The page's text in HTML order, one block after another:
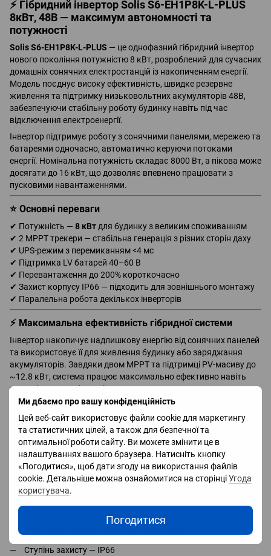
Ми дбаємо про вашу конфіденційність
Цей веб-сайт використовує файли cookie для маркетингу
та статистичних цілей, а також для безпечної та
оптимальної роботи сайту. Ви можете змінити це в
налаштуваннях вашого браузера. Натисніть кнопку
«Погодитися», щоб дати згоду на використання файлів
cookie. Детальніше можна ознайомитися на сторінціУгода
користувача.
Погодитися
⚡ Гібридний інвертор Solis S6-EH1P8K-L-PLUS
8кВт, 48В — максимум автономності та
потужності
Solis S6-EH1P8K-L-PLUS — це однофазний гібридний інвертор
нового покоління потужністю 8 кВт, розроблений для сучасних
домашніх сонячних електростанцій із накопиченням енергії.
Модель поєднує високу ефективність, швидке резервне
живлення та підтримку низьковольтних акумуляторів 48В,
забезпечуючи стабільну роботу будинку навіть під час
відключення електроенергії.
Інвертор підтримує роботу з сонячними панелями, мережею та
батареями одночасно, автоматично керуючи потоками
енергії. Номінальна потужність складає 8000 Вт, а пікова може
досягати до 16 кВт, що дозволяє впевнено працювати з
пусковими навантаженнями.
⭐ Основні переваги
✔ Потужність — 8 кВт для будинку з великим споживанням
✔ 2 MPPT трекери — стабільна генерація з різних сторін даху
✔ UPS-режим з перемиканням <4 мс
✔ Підтримка LV батарей 40–60 В
✔ Перевантаження до 200% короткочасно
✔ Захист корпусу IP66 — підходить для зовнішнього монтажу
✔ Паралельна робота декількох інверторів
⚡ Максимальна ефективність гібридної системи
Інвертор накопичує надлишкову енергію від сонячних панелей
та використовує її для живлення будинку або заряджання
акумуляторів. Завдяки двом MPPT та підтримці PV-масиву до
~12.8 кВт, система працює максимально ефективно навіть
при змінному освітленні.
📊 Технічні характеристики
Номінальна потужність — 8000 Вт
Пікова потужність — до 16000 Вт
Тип — однофазний гібридний інвертор
Напруга АКБ — 48 В (40–60 В)
Кількість MPPT — 2
Діапазон MPPT — приблизно 90–435 В
Максимальна вхідна напруга PV — 500 В
Ступінь захисту — IP66